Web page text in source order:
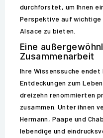
durchforstet, um Ihnen
Perspektive auf wichtige
Alsace zu bieten.
Eine
Zusammenarbeit
Ihre Wissenssuche endet
Entdeckungen zum
dreizehn renommierten
zusammen. Unter ihnen
Hermann, Paape und
lebendige und